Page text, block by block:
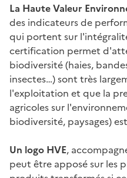
La Haute Valeur
des indicateurs de
qui portent sur
certification permet
biodiversité (haies,
insectes…) sont très
l'exploitation et que la
agricoles sur
biodiversité, paysages)
Un logo HVE,
peut être apposé sur les